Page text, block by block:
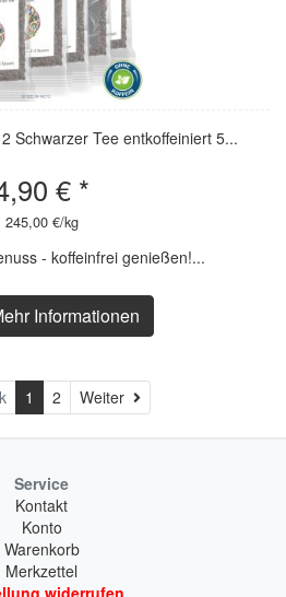
Schwarzer Tee entkoffeiniert 5...
€ *
245,00 €/kg
- koffeinfrei genießen!...
Informationen
1 2 Weiter Weiter
Service
Kontakt
Konto
Warenkorb
Merkzettel